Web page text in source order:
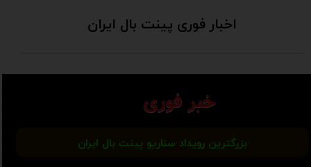
اخبار فوری پینت بال ایران
بزرگترین رویداد سناریو پینت بال ایران
خبر فوری